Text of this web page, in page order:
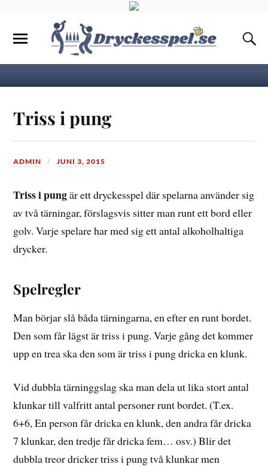
Triss i pung
ADMIN JUNI 3, 2015
Triss i pungär ett dryckesspel där spelarna använder sig
av två tärningar, förslagsvis sitter man runt ett bord eller
golv. Varje spelare har med sig ett antal alkoholhaltiga
drycker.
Spelregler
Man börjar slå båda tärningarna, en efter en runt bordet.
Den som får lägst är triss i pung. Varje gång det kommer
upp en trea ska den som är triss i pung dricka en klunk.
Vid dubbla tärninggslag ska man dela ut lika stort antal
klunkar till valfritt antal personer runt bordet. (T.ex.
6+6, En person får dricka en klunk, den andra får dricka
7 klunkar, den tredje får dricka fem… osv.) Blir det
dubbla treor dricker triss i pung två klunkar men